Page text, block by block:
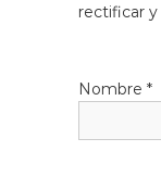
rectificar y
Nombre *